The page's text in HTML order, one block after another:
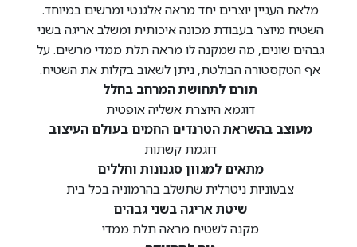
מלאת העניין יוצרים יחד מראה אלגנטי ומרשים במיוחד.
השטיח מיוצר בעבודת מכונה איכותית ומשלב אריגה בשני
גבהים שונים, מה שמקנה לו מראה תלת ממדי מרשים. על
אף הטקסטורה הבולטת, ניתן לשאוב בקלות את השטיח.
תורם לתחושת המרחב בחלל
דוגמא היוצרת אשליה אופטית
מעוצב בהשראת הטרנדים החמים בעולם העיצוב
דוגמת קשתות
מתאים למגוון סגנונות וחללים
צבעוניות ניטרלית שתשלב בהרמוניה בכל בית
שיטת אריגה בשני גבהים
מקנה לשטיח מראה תלת ממדי